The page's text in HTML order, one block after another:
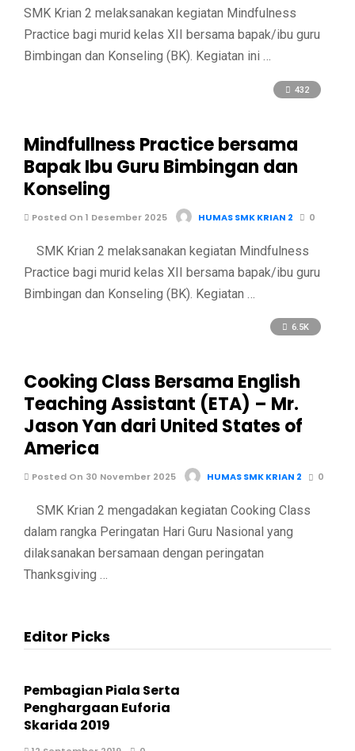
SMK Krian 2 melaksanakan kegiatan Mindfulness
Practice bagi murid kelas XII bersama bapak/ibu guru
Bimbingan dan Konseling (BK). Kegiatan ini …
432
Mindfullness Practice bersama
Bapak Ibu Guru Bimbingan dan
Konseling
Posted On 1 Desember 2025 HUMAS SMK KRIAN 2 0
SMK Krian 2 melaksanakan kegiatan Mindfulness
Practice bagi murid kelas XII bersama bapak/ibu guru
Bimbingan dan Konseling (BK). Kegiatan …
6.5K
Cooking Class Bersama English
Teaching Assistant (ETA) – Mr.
Jason Yan dari United States of
America
Posted On 30 November 2025 HUMAS SMK KRIAN 2 0
SMK Krian 2 mengadakan kegiatan Cooking Class
dalam rangka Peringatan Hari Guru Nasional yang
dilaksanakan bersamaan dengan peringatan
Thanksgiving …
Editor Picks
Pembagian Piala Serta
Penghargaan Euforia
Skarida 2019